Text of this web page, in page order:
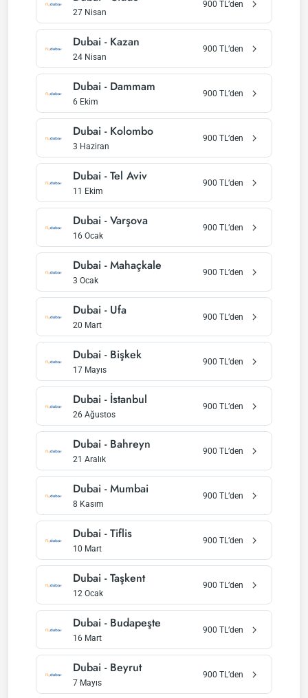
27 Nisan
900 TL’den
Dubai - Kazan
24 Nisan
900 TL’den
Dubai - Dammam
6 Ekim
900 TL’den
Dubai - Kolombo
3 Haziran
900 TL’den
Dubai -Tel Aviv
11 Ekim
900 TL’den
Dubai -Varşova
16 Ocak
900 TL’den
Dubai -Mahaçkale
3 Ocak
900 TL’den
Dubai - Ufa
20 Mart
900 TL’den
Dubai - Bişkek
17 Mayıs
900 TL’den
Dubai - İstanbul
26 Ağustos
900 TL’den
Dubai - Bahreyn
21 Aralık
900 TL’den
Dubai -Mumbai
8 Kasım
900 TL’den
Dubai -Tiflis
10 Mart
900 TL’den
Dubai -Taşkent
12 Ocak
900 TL’den
Dubai - Budapeşte
16 Mart
900 TL’den
Dubai - Beyrut
7 Mayıs
900 TL’den